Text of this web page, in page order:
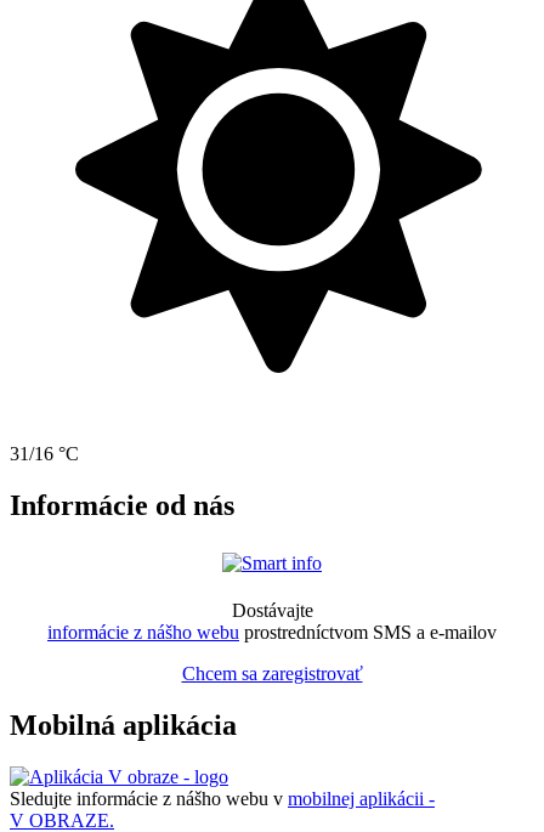
31/16 °C
Informácie od nás
Dostávajte
informácie z nášho webu prostredníctvom SMS a e-mailov
Chcem sa zaregistrovať
Mobilná aplikácia
Sledujte informácie z nášho webu v mobilnej aplikácii -
V OBRAZE.